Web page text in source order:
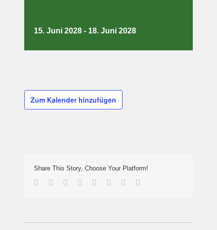
15. Juni 2028 - 18. Juni 2028
Zum Kalender hinzufügen
Share This Story, Choose Your Platform!
Facebook
TwitterReddit LinkedIn
TumblrPinterest